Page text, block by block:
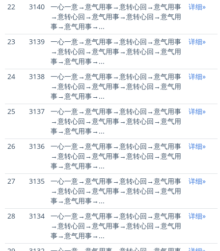
22 3140
一心一意→意气用事→意转心回→意气用事
→意转心回→意气用事→意转心回→意气用
事→意气用事→...
详细»
23 3139
一心一意→意气用事→意转心回→意气用事
→意转心回→意气用事→意转心回→意气用
事→意气用事→...
详细»
24 3138
一心一意→意气用事→意转心回→意气用事
→意转心回→意气用事→意转心回→意气用
事→意气用事→...
详细»
25 3137
一心一意→意气用事→意转心回→意气用事
→意转心回→意气用事→意转心回→意气用
事→意气用事→...
详细»
26 3136
一心一意→意气用事→意转心回→意气用事
→意转心回→意气用事→意转心回→意气用
事→意气用事→...
详细»
27 3135
一心一意→意气用事→意转心回→意气用事
→意转心回→意气用事→意转心回→意气用
事→意气用事→...
详细»
28 3134
一心一意→意气用事→意转心回→意气用事
→意转心回→意气用事→意转心回→意气用
事→意气用事→...
详细»